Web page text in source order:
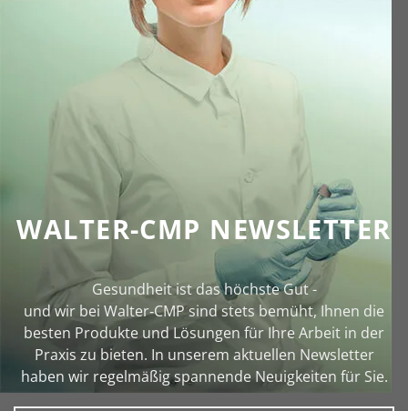
WALTER-CMP NEWSLETTER
Gesundheit ist das höchste Gut -
und wir bei Walter‑CMP sind stets bemüht, Ihnen die
besten Produkte und Lösungen für Ihre Arbeit in der
Praxis zu bieten. In unserem aktuellen Newsletter
haben wir regelmäßig spannende Neuigkeiten für Sie.